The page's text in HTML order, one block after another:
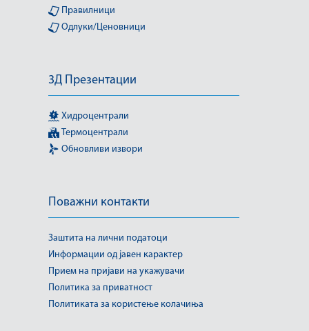
Правилници
Одлуки/Ценовници
3Д Презентации
Хидроцентрали
Термоцентрали
Обновливи извори
Поважни контакти
Заштита на лични податоци
Информации од јавен карактер
Прием на пријави на укажувачи
Политика за приватност
Политиката за користење колачиња